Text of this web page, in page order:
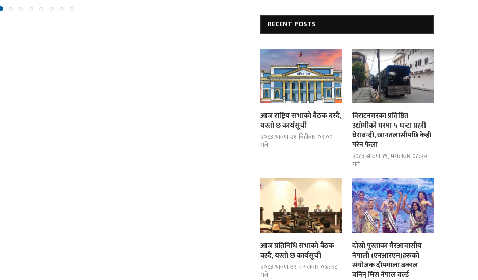
RECENT POSTS
आज राष्ट्रिय सभाको बैठक बस्दै,
यस्तो छ कार्यसूची
२०८३ श्रावण २१, बिहीबार ०९:००
गते
विराटनगरका प्रतिष्ठित
उद्योगीको घरमा ५ घन्टा प्रहरी
घेराबन्दी, खानतलासीपछि केही
परेन फेला
२०८३ श्रावण १९, मंगलवार ०८:२५
गते
आज प्रतिनिधि सभाको बैठक
बस्दै, यस्तो छ कार्यसूची
२०८३ श्रावण १९, मंगलवार ०७:५८
गते
दोस्रो पुस्ताका गैरआवासीय
नेपाली (एनआरएन)हरूको
संयोजक दीपमाला ढकाल
बनिन् मिस नेपाल वर्ल्ड